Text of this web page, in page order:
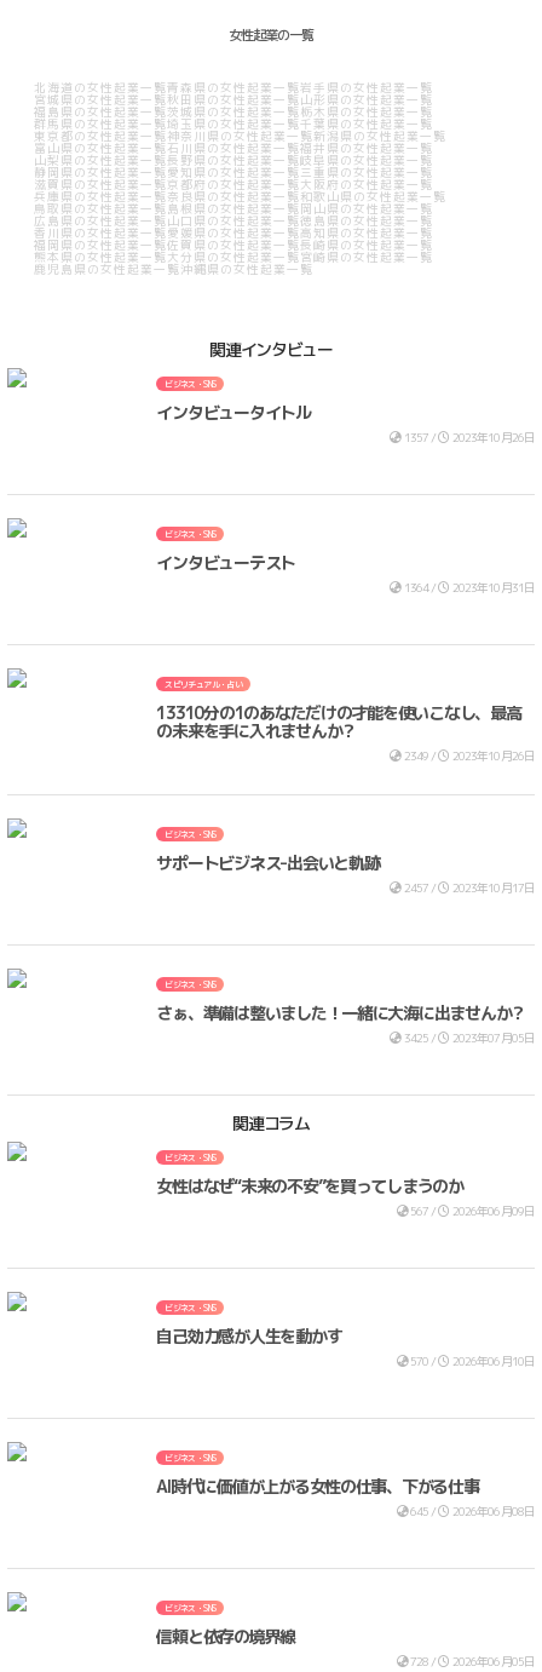
女性起業の一覧
北海道の女性起業一覧青森県の女性起業一覧岩手県の女性起業一覧
宮城県の女性起業一覧秋田県の女性起業一覧山形県の女性起業一覧
福島県の女性起業一覧茨城県の女性起業一覧栃木県の女性起業一覧
群馬県の女性起業一覧埼玉県の女性起業一覧千葉県の女性起業一覧
東京都の女性起業一覧神奈川県の女性起業一覧新潟県の女性起業一覧
富山県の女性起業一覧石川県の女性起業一覧福井県の女性起業一覧
山梨県の女性起業一覧長野県の女性起業一覧岐阜県の女性起業一覧
静岡県の女性起業一覧愛知県の女性起業一覧三重県の女性起業一覧
滋賀県の女性起業一覧京都府の女性起業一覧大阪府の女性起業一覧
兵庫県の女性起業一覧奈良県の女性起業一覧和歌山県の女性起業一覧
鳥取県の女性起業一覧島根県の女性起業一覧岡山県の女性起業一覧
広島県の女性起業一覧山口県の女性起業一覧徳島県の女性起業一覧
香川県の女性起業一覧愛媛県の女性起業一覧高知県の女性起業一覧
福岡県の女性起業一覧佐賀県の女性起業一覧長崎県の女性起業一覧
熊本県の女性起業一覧大分県の女性起業一覧宮崎県の女性起業一覧
鹿児島県の女性起業一覧沖縄県の女性起業一覧
関連インタビュー
ビジネス・SNS
インタビュータイトル
1357 / 2023年10月26日
ビジネス・SNS
インタビューテスト
1364 / 2023年10月31日
スピリチュアル・占い
13310分の1のあなただけの才能を使いこなし、最高
の未来を手に入れませんか？
2349 / 2023年10月26日
ビジネス・SNS
サポートビジネス-出会いと軌跡
2457 / 2023年10月17日
ビジネス・SNS
さぁ、準備は整いました！一緒に大海に出ませんか？
3425 / 2023年07月05日
関連コラム
ビジネス・SNS
女性はなぜ“未来の不安”を買ってしまうのか
567 / 2026年06月09日
ビジネス・SNS
自己効力感が人生を動かす
570 / 2026年06月10日
ビジネス・SNS
AI時代に価値が上がる女性の仕事、下がる仕事
645 / 2026年06月08日
ビジネス・SNS
信頼と依存の境界線
728 / 2026年06月05日